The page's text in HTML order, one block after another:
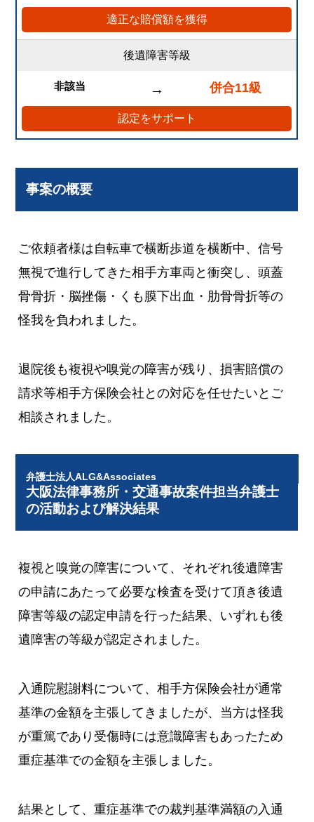
適正な賠償額を獲得
後遺障害等級
非該当 → 併合11級
認定をサポート
事案の概要
ご依頼者様は自転車で横断歩道を横断中、信号
無視で進行してきた相手方車両と衝突し、頭蓋
骨骨折・脳挫傷・くも膜下出血・肋骨骨折等の
怪我を負われました。
退院後も複視や嗅覚の障害が残り、損害賠償の
請求等相手方保険会社との対応を任せたいとご
相談されました。
弁護士法人ALG&Associates
大阪法律事務所・交通事故案件担当弁護士
の活動および解決結果
複視と嗅覚の障害について、それぞれ後遺障害
の申請にあたって必要な検査を受けて頂き後遺
障害等級の認定申請を行った結果、いずれも後
遺障害の等級が認定されました。
入通院慰謝料について、相手方保険会社が通常
基準の金額を主張してきましたが、当方は怪我
が重篤であり受傷時には意識障害もあったため
重症基準での金額を主張しました。
結果として、重症基準での裁判基準満額の入通